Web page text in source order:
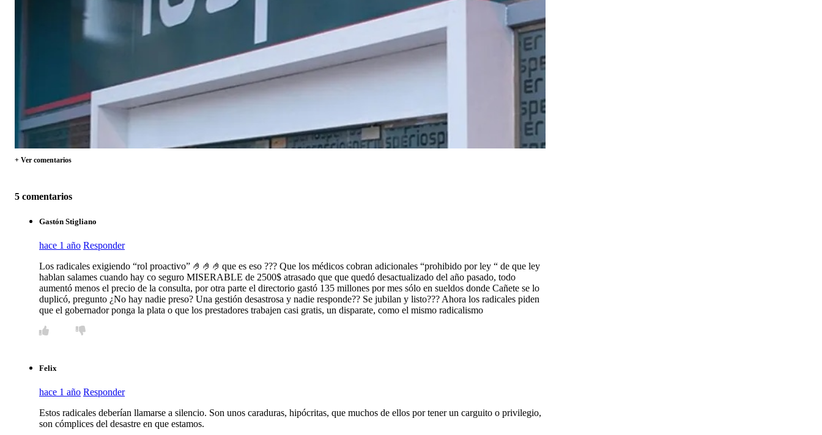
+ Ver comentarios
5 comentarios
Gastón Stigliano
hace 1 año Responder
Los radicales exigiendo “rol proactivo” 🤌🤌🤌que es eso ??? Que los médicos cobran adicionales “prohibido por ley “ de que ley
hablan salames cuando hay co seguro MISERABLE de 2500$ atrasado que que quedó desactualizado del año pasado, todo
aumentó menos el precio de la consulta, por otra parte el directorio gastó 135 millones por mes sólo en sueldos donde Cañete se lo
duplicó, pregunto ¿No hay nadie preso? Una gestión desastrosa y nadie responde?? Se jubilan y listo??? Ahora los radicales piden
que el gobernador ponga la plata o que los prestadores trabajen casi gratis, un disparate, como el mismo radicalismo
Felix
hace 1 año Responder
Estos radicales deberían llamarse a silencio. Son unos caraduras, hipócritas, que muchos de ellos por tener un carguito o privilegio,
son cómplices del desastre en que estamos.